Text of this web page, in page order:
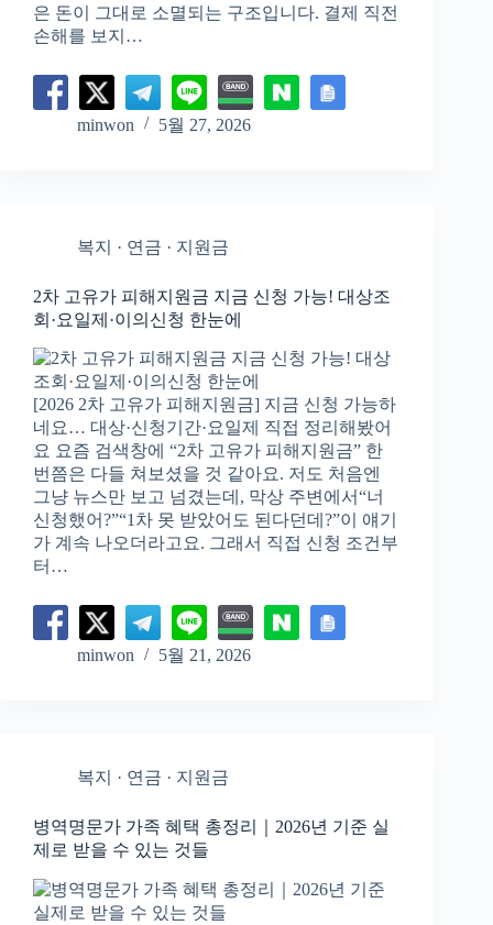
은 돈이 그대로 소멸되는 구조입니다. 결제 직전
손해를 보지…
minwon 5월 27, 2026
복지 · 연금 · 지원금
2차 고유가 피해지원금 지금 신청 가능! 대상조
회·요일제·이의신청 한눈에
[2026 2차 고유가 피해지원금] 지금 신청 가능하
네요… 대상·신청기간·요일제 직접 정리해봤어
요 요즘 검색창에 “2차 고유가 피해지원금” 한
번쯤은 다들 쳐보셨을 것 같아요. 저도 처음엔
그냥 뉴스만 보고 넘겼는데, 막상 주변에서“너
신청했어?”“1차 못 받았어도 된다던데?”이 얘기
가 계속 나오더라고요. 그래서 직접 신청 조건부
터…
minwon 5월 21, 2026
복지 · 연금 · 지원금
병역명문가 가족 혜택 총정리｜2026년 기준 실
제로 받을 수 있는 것들